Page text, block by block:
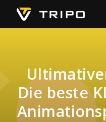
Die beste